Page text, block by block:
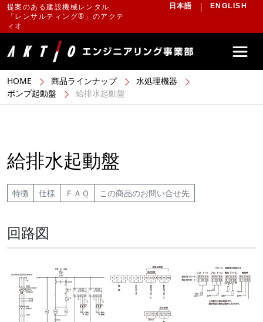
提案のある建設機械レンタル
「レンサルティング®」のアクテ
ィオ
日本語 ENGLISH
HOME 商品ラインナップ
水処理機器
ポンプ起動盤
給排水起動盤
給排水起動盤
特徴 仕様 ＦＡＱ この商品のお問い合せ先
回路図